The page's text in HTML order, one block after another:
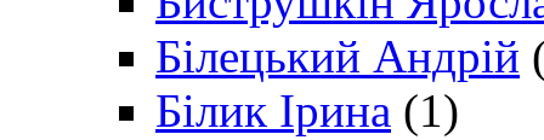
Білецький Андрій
Білик Ірина (1)